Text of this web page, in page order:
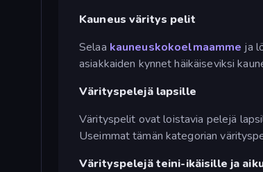
Kauneus väritys pelit
Selaa kauneuskokoelmaamme ja
asiakkaiden kynnet häikäiseviksi
Värityspelejä lapsille
Värityspelit ovat loistavia pelejä
Useimmat tämän kategorian
Värityspelejä teini-ikäisille ja